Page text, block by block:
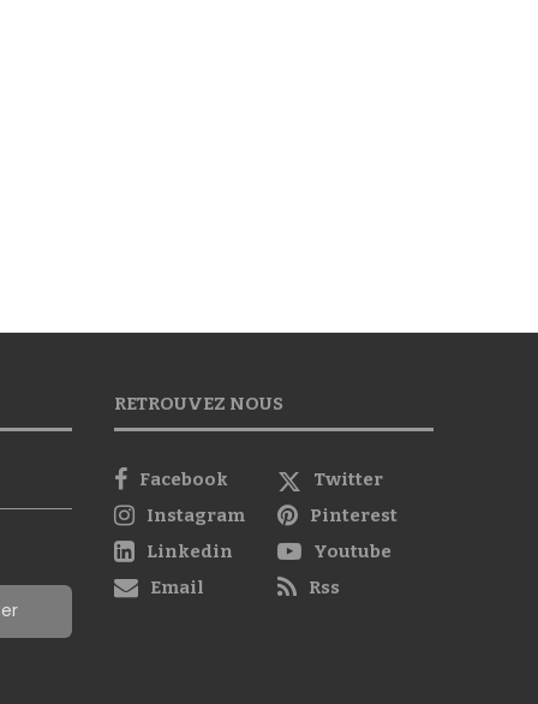
Facebook
Instagram
Pinterest
Linkedin
Youtube
Rss